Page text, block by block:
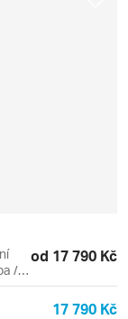
/
od 17 790 Kč
17 790 Kč